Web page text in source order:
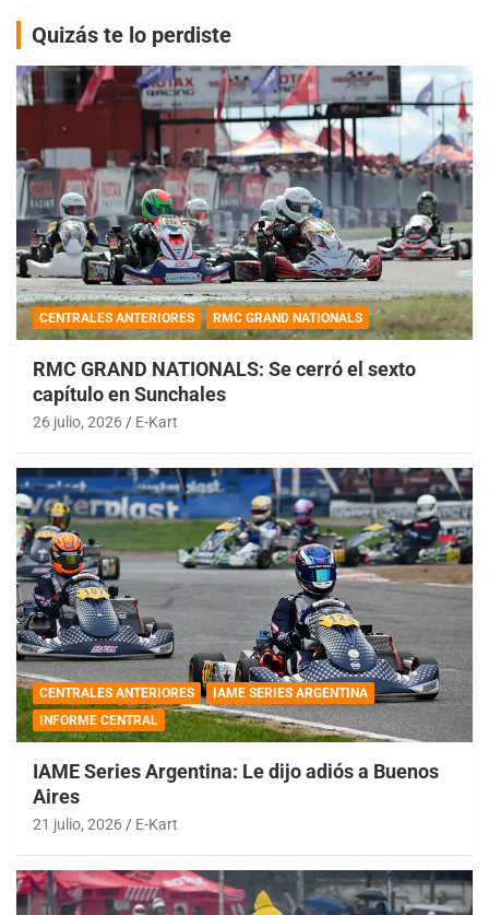
Quizás te lo perdiste
CENTRALES ANTERIORES RMC GRAND NATIONALS
RMC GRAND NATIONALS: Se cerró el sexto
capítulo en Sunchales
26 julio, 2026 E-Kart
CENTRALES ANTERIORES
IAME SERIES ARGENTINA
INFORME CENTRAL
IAME Series Argentina: Le dijo adiós a Buenos
Aires
21 julio, 2026 E-Kart